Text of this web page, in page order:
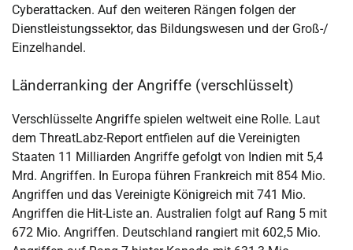
Cyberattacken. Auf den weiteren Rängen folgen der
Dienstleistungssektor, das Bildungswesen und der Groß-/
Einzelhandel.
Länderranking der Angriffe (verschlüsselt)
Verschlüsselte Angriffe spielen weltweit eine Rolle. Laut
dem ThreatLabz-Report entfielen auf die Vereinigten
Staaten 11 Milliarden Angriffe gefolgt von Indien mit 5,4
Mrd. Angriffen. In Europa führen Frankreich mit 854 Mio.
Angriffen und das Vereinigte Königreich mit 741 Mio.
Angriffen die Hit-Liste an. Australien folgt auf Rang 5 mit
672 Mio. Angriffen. Deutschland rangiert mit 602,5 Mio.